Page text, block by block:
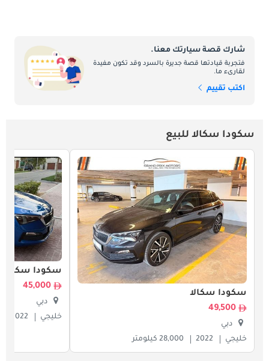
شارك قصة سيارتك معنا.
فتجربة قيادتها قصة جديرة بالسرد وقد تكون مفيدة
لقارىء ما.
اكتب تقييم
سكودا سكالا للبيع
سكودا سكالا
49,500
دبي
خليجي
2022 28,000 كيلومتر
سكودا سكالا
45,000
دبي
خليجي
2022